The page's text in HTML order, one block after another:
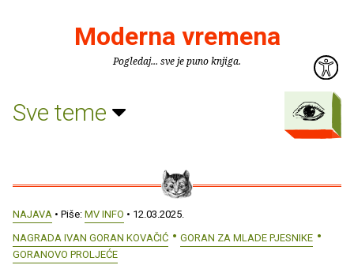
Moderna vremena
Pogledaj... sve je puno knjiga.
Sve teme
NAJAVA • Piše: MV INFO • 12.03.2025.
NAGRADA IVAN GORAN KOVAČIĆ
GORAN ZA MLADE PJESNIKE
GORANOVO PROLJEĆE